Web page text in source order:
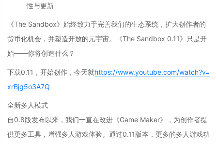
性与更新
《The Sandbox》始终致力于完善我们的生态系统，扩大创作者的
货币化机会，并塑造开放的元宇宙。《The Sandbox 0.11》只是开
始——你将创造什么？
下载0.11，开始创作，今天就https://www.youtube.com/watch?v=
xrBjg5o3A7Q
全新多人模式
自0.8版发布以来，我们一直在改进《Game Maker》，为创作者提
供更多工具，增强多人游戏体验。通过0.11版本，更多的多人游戏功